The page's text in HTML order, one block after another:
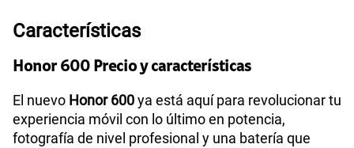
Características
Honor 600 Precio y características
El nuevo Honor 600ya está aquí para revolucionar tu
experiencia móvil con lo último en potencia,
fotografía de nivel profesional y una batería que